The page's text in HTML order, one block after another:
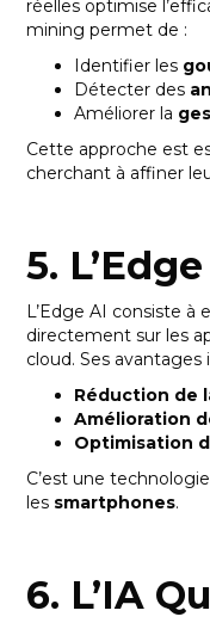
réelles optimise
mining permet de :
Identifier les
Détecter des
Améliorer la
Cette approche est
cherchant à affiner
5.
L’Edge AI consiste
directement sur les
cloud. Ses avantages
Réduction de
Amélioration
Optimisation
C’est une
les smartphones.
6. L’IA